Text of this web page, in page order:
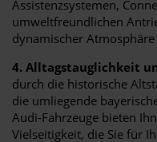
Assistenzsystemen,
umweltfreundlichen
dynamischer Atmosphäre
4. Alltagstauglichkeit
durch die historische
die umliegende
Audi-Fahrzeuge bieten
Vielseitigkeit, die Sie für